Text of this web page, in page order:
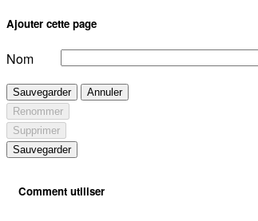
Ajouter cette page
Nom
Sauvegarder
Annuler
Renommer
Supprimer
Sauvegarder
Comment utiliser